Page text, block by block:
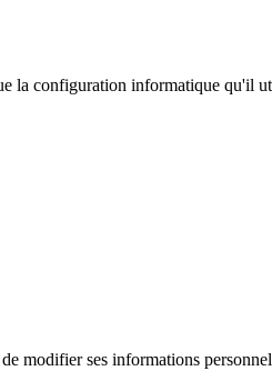
la configuration informatique qu'il
modifier ses informations